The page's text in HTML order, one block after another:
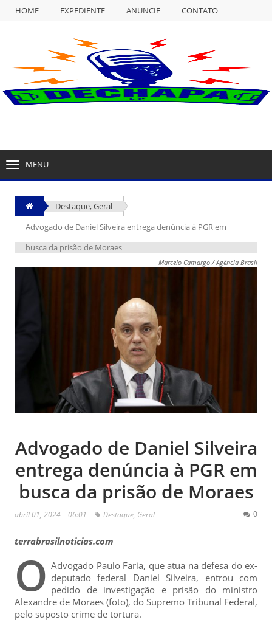
HOME EXPEDIENTE ANUNCIE
CONTATO
EXPEDIENTE ANUNCIE
MENU
Destaque,Geral
Advogado de Daniel Silveira entrega denúncia à PGR em
busca da prisão de Moraes
Marcelo Camargo / Agência Brasil
Advogado de Daniel Silveira
entrega denúncia à PGR em
busca da prisão de Moraes
abril 01, 2024 – 06:01 Destaque, Geral 0
terrabrasilnoticias.com
O Advogado Paulo Faria, que atua na defesa do ex-
deputado federal Daniel Silveira, entrou com
pedido de investigação e prisão do ministro
Alexandre de Moraes (foto), do Supremo Tribunal Federal,
pelo suposto crime de tortura.